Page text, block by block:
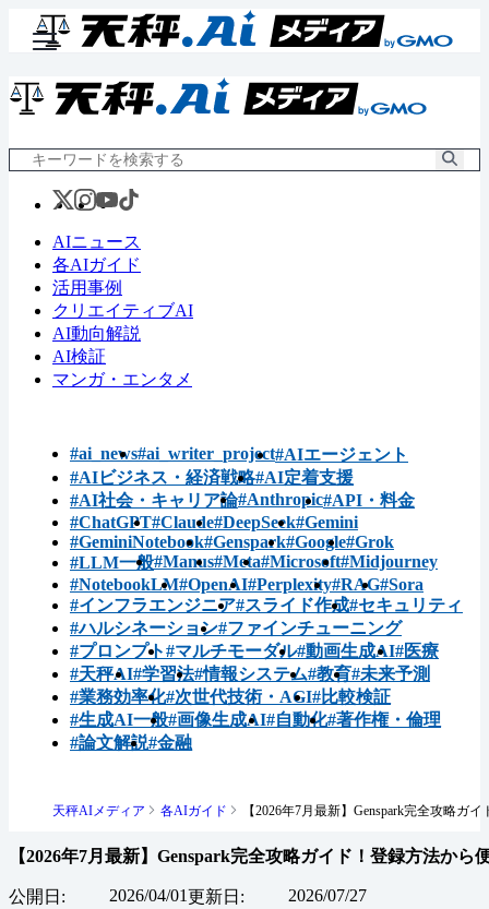
AIニュース
各AIガイド
活用事例
クリエイティブAI
AI動向解説
AI検証
マンガ・エンタメ
#ai_news#ai_writer_project#AIエージェント
#AIビジネス・経済戦略#AI定着支援
#AI社会・キャリア論#Anthropic#API・料金
#ChatGPT#Claude#DeepSeek#Gemini
#GeminiNotebook#Genspark#Google#Grok
#LLM一般#Manus#Meta#Microsoft#Midjourney
#NotebookLM#OpenAI#Perplexity#RAG#Sora
#インフラエンジニア#スライド作成#セキュリティ
#ハルシネーション#ファインチューニング
#プロンプト#マルチモーダル#動画生成AI#医療
#天秤AI#学習法#情報システム#教育#未来予測
#業務効率化#次世代技術・AGI#比較検証
#生成AI一般#画像生成AI#自動化#著作権・倫理
#論文解説#金融
天秤AIメディア 各AIガイド 【2026年7月最新】Genspark完全攻略ガ
【2026年7月最新】Genspark完全攻略ガイド！登録方法から
公開日: 2026/04/01更新日: 2026/07/27